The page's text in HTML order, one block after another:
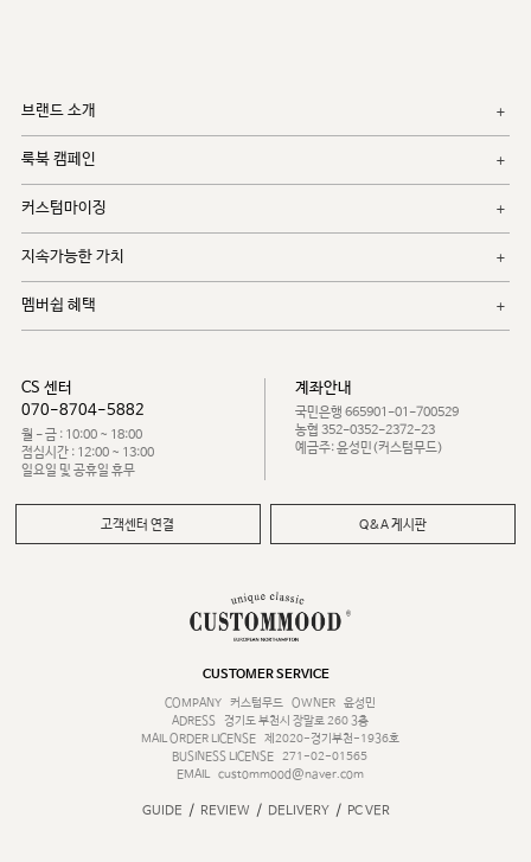
브랜드 소개
룩북 캠페인
커스텀마이징
지속가능한 가치
멤버쉽 혜택
CS 센터
070-8704-5882
월 - 금 : 10:00 ~ 18:00
점심시간 : 12:00 ~ 13:00
일요일 및 공휴일 휴무
계좌안내
국민은행 665901-01-700529
농협 352-0352-2372-23
예금주: 윤성민(커스텀무드)
고객센터 연결 Q&A 게시판
CUSTOMER SERVICE
COMPANY
커스텀무드 OWNER
윤성민
ADRESS
경기도 부천시 장말로 260 3층
MAIL ORDER LICENSE
제2020-경기부천-1936호
BUSINESS LICENSE 271-02-01565
EMAIL
custommood@naver.com
GUIDE / REVIEW / DELIVERY / PC VER